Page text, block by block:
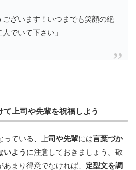
ございます！いつまでも笑顔の絶
でいて下さい」
て上司や先輩を祝福しよう
ている、 上司や先輩には言葉づか
いよう に注意しておきましょう。敬
まり得意でなければ、 定型文を調